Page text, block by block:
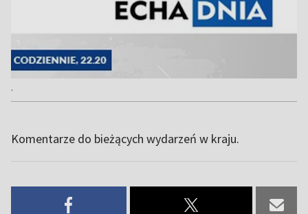
.
Komentarze do bieżących wydarzeń w kraju.